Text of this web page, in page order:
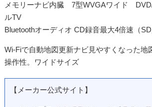
メモリーナビ内臓 7型WVGAワイド
ルTV
Bluetoothオーディオ CD録音最大4倍速（SD
Wi-Fiで自動地図更新ナビ見やすくなった地
操作性。ワイドサイズ
【メーカー公式サイト】